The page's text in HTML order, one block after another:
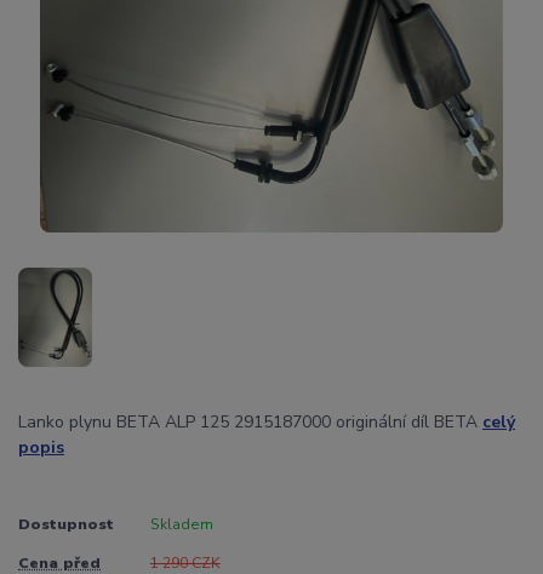
Lanko plynu BETA ALP 125 2915187000 originální díl BETA celý
popis
Dostupnost Skladem
Cena před
1 290 CZK